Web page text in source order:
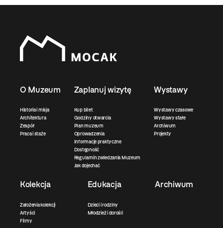
O Muzeum
Historia i misja
Architektura
Zespół
Praca i staże
Zaplanuj wizytę
Kup bilet
Godziny otwarcia
Plan muzeum
Oprowadzenia
Informacje praktyczne
Dostępność
Regulamin zwiedzania Muzeum
Jak dojechać
Wystawy
Wystawy czasowe
Wystawy stałe
Archiwum
Projekty
Kolekcja
Założenia kolekcji
Artyści
Filmy
Edukacja
Dzieci i rodziny
Młodzież i dorośli
Archiwum